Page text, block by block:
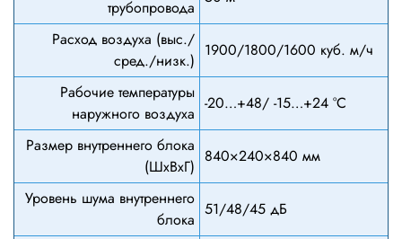
трубопровода
Расход воздуха (выс./
сред./низк.)
1900/1800/1600 куб. м/ч
Рабочие температуры
наружного воздуха
-20…+48/ -15…+24 °С
Размер внутреннего блока
(ШхВхГ)
840×240×840 мм
Уровень шума внутреннего
блока
51/48/45 дБ